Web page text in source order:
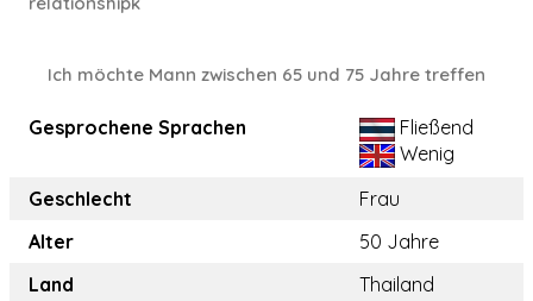
Ich möchte Mann zwischen 65 und 75 Jahre treffen
Gesprochene Sprachen
Fließend
Wenig
Geschlecht
Frau
Alter
50 Jahre
Land
Thailand